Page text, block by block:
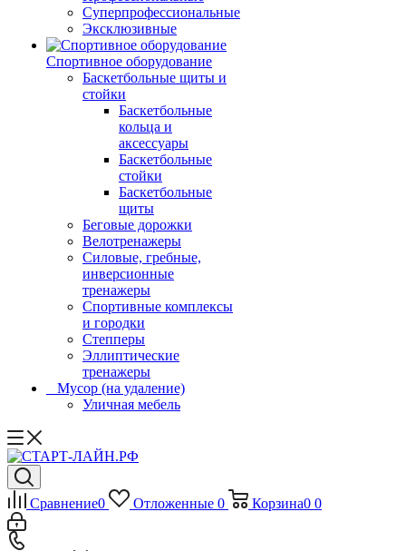
Суперпрофессиональные
Эксклюзивные
Спортивное оборудование
Баскетбольные щиты и
стойки
Баскетбольные
кольца и
аксессуары
Баскетбольные
стойки
Баскетбольные
щиты
Беговые дорожки
Велотренажеры
Силовые, гребные,
инверсионные
тренажеры
Спортивные комплексы
и городки
Степперы
Эллиптические
тренажеры
_ Мусор (на удаление)
Уличная мебель
Сравнение0 Отложенные 0 Корзина0 0